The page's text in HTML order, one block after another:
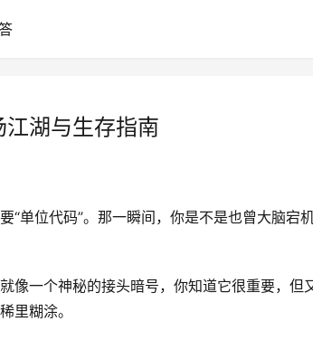
湖与生存指南
“单位代码”。那一瞬间，你是不是也曾大脑宕
像一个神秘的接头暗号，你知道它很重要，但
里糊涂。